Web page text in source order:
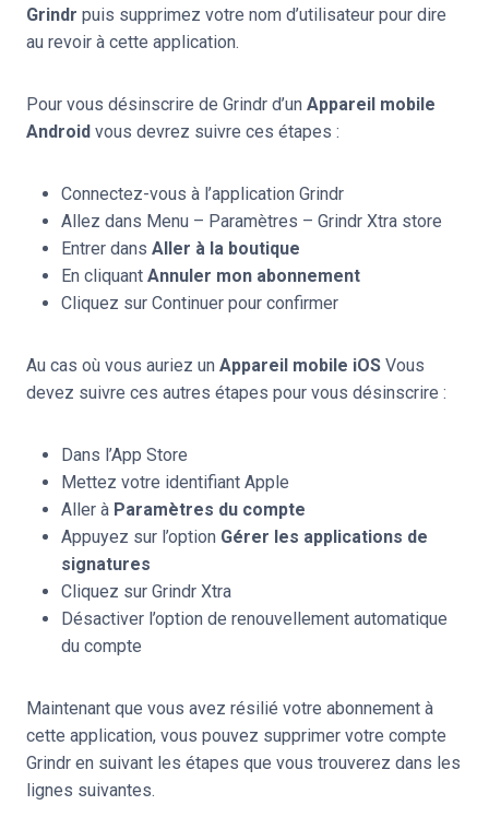
Grindr puis supprimez votre nom d’utilisateur pour dire
au revoir à cette application.
Pour vous désinscrire de Grindr d’un Appareil mobile
Android vous devrez suivre ces étapes :
Connectez-vous à l’application Grindr
Allez dans Menu – Paramètres – Grindr Xtra store
Entrer dans Aller à la boutique
En cliquant Annuler mon abonnement
Cliquez sur Continuer pour confirmer
Au cas où vous auriez un Appareil mobile iOS Vous
devez suivre ces autres étapes pour vous désinscrire :
Dans l’App Store
Mettez votre identifiant Apple
Aller à Paramètres du compte
Appuyez sur l’option Gérer les applications de
signatures
Cliquez sur Grindr Xtra
Désactiver l’option de renouvellement automatique
du compte
Maintenant que vous avez résilié votre abonnement à
cette application, vous pouvez supprimer votre compte
Grindr en suivant les étapes que vous trouverez dans les
lignes suivantes.